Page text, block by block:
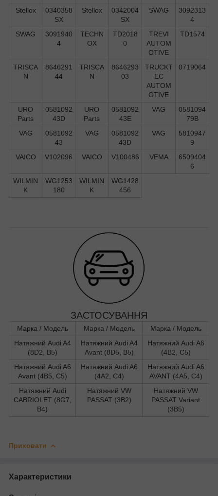
Stellox
0340358
SX
Stellox
0342004
SX
SWAG
3092313
4
SWAG
3091940
4
TECHN
OX
TD2018
0
TREVI
AUTOM
OTIVE
TD1574
TRISCA
N
8646291
44
TRISCA
N
8646293
03
TRUCKT
EC
AUTOM
OTIVE
0719064
URO
Parts
0581092
43D
URO
Parts
0581092
43E
VAG
0581094
79B
VAG
0581092
43
VAG
0581092
43D
VAG
5810947
9
VAICO
V102096 VAICO V100486 VEMA
6509404
6
WILMIN
K
WG1253
180
WILMIN
K
WG1428
456
ЗАСТОСУВАННЯ
Марка / Модель Марка / Модель
Марка / Модель
Натяжний Audi A4
(8D2, B5)
Натяжний Audi A4
Avant (8D5, B5)
Натяжний Audi A6
(4B2, C5)
Натяжний Audi A6
Avant (4B5, C5)
Натяжний Audi A6
(4A2, C4)
Натяжний Audi A6
AVANT (4A5, C4)
Натяжний Audi
CABRIOLET (8G7,
B4)
Натяжний VW
PASSAT (3B2)
Натяжний VW
PASSAT Variant
(3B5)
Приховати
Характеристики